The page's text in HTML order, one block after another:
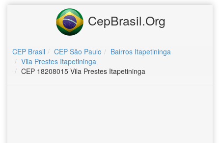
CepBrasil.Org
CEP Brasil CEP São Paulo
Bairros Itapetininga
Vila Prestes Itapetininga
CEP 18208015 Vila Prestes Itapetininga